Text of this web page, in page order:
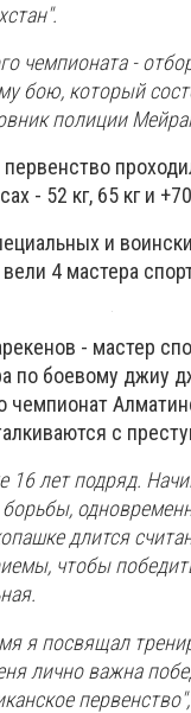
чемпионата -
бою, который
полиции
- 52 кг, 65 кг и +70
и
4 мастера
- мастер
по боевому джиу
с
16 лет подряд.
длится
чтобы
я посвящал
лично важна